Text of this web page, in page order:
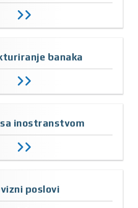
banaka
inostranstvom
poslovi